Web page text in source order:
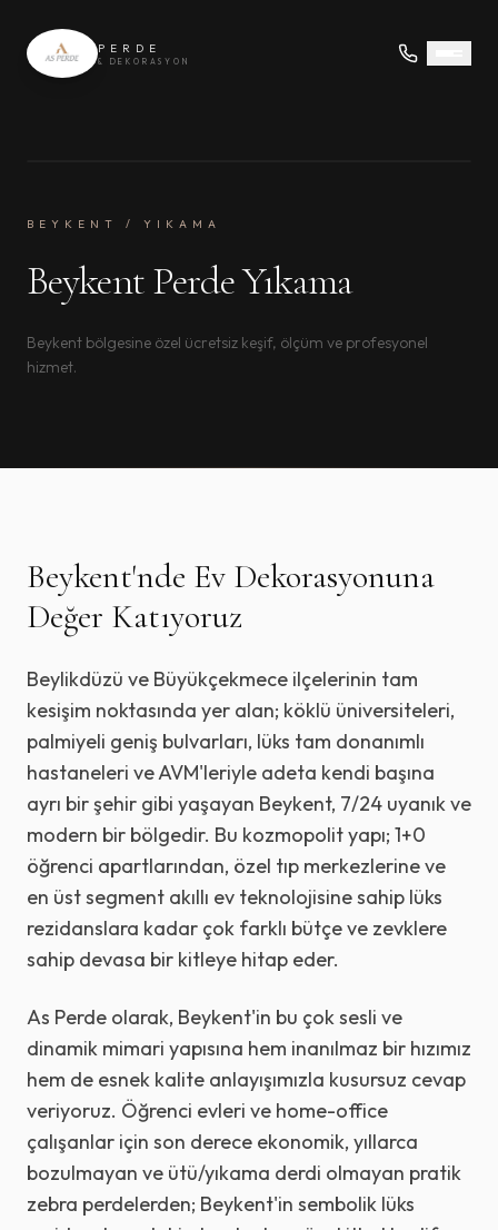
PERDE
& DEKORASYON
BEYKENT / YIKAMA
Beykent Perde Yıkama
Beykent bölgesine özel ücretsiz keşif, ölçüm ve profesyonel
hizmet.
Beykent'nde Ev Dekorasyonuna
Değer Katıyoruz
Beylikdüzü ve Büyükçekmece ilçelerinin tam
kesişim noktasında yer alan; köklü üniversiteleri,
palmiyeli geniş bulvarları, lüks tam donanımlı
hastaneleri ve AVM'leriyle adeta kendi başına
ayrı bir şehir gibi yaşayan Beykent, 7/24 uyanık ve
modern bir bölgedir. Bu kozmopolit yapı; 1+0
öğrenci apartlarından, özel tıp merkezlerine ve
en üst segment akıllı ev teknolojisine sahip lüks
rezidanslara kadar çok farklı bütçe ve zevklere
sahip devasa bir kitleye hitap eder.
As Perde olarak, Beykent'in bu çok sesli ve
dinamik mimari yapısına hem inanılmaz bir hızımız
hem de esnek kalite anlayışımızla kusursuz cevap
veriyoruz. Öğrenci evleri ve home-office
çalışanlar için son derece ekonomik, yıllarca
bozulmayan ve ütü/yıkama derdi olmayan pratik
zebra perdelerden; Beykent'in sembolik lüks